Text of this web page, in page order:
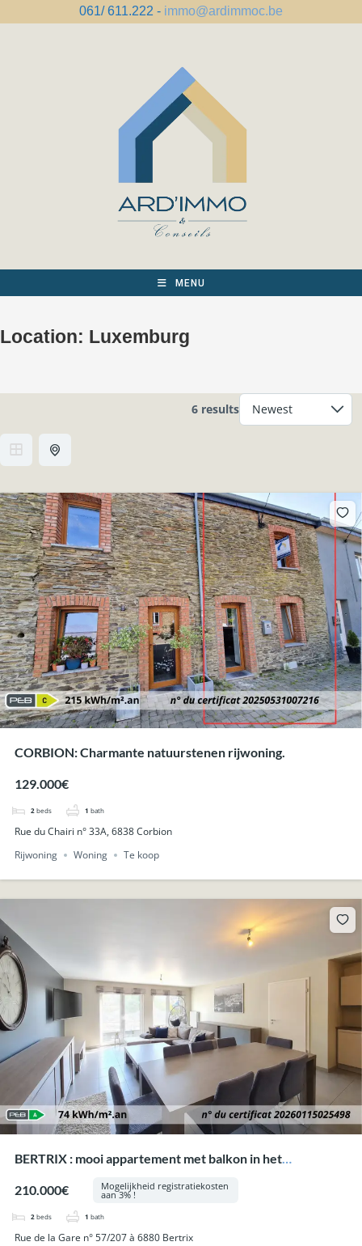
061/ 611.222 - immo@ardimmoc.be
MENU
Location: Luxemburg
6 results
CORBION: Charmante natuurstenen rijwoning.
129.000€
2 beds 1 bath
Rue du Chairi n° 33A, 6838 Corbion
Rijwoning
Woning Te koop
BERTRIX : mooi appartement met balkon in het
210.000€
Mogelijkheid registratiekosten
aan 3% !
2 beds 1 bath
Rue de la Gare n° 57/207 à 6880 Bertrix